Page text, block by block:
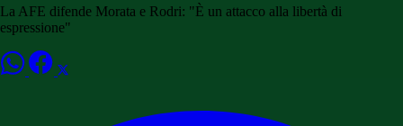
La AFE difende Morata e Rodri: "È un attacco alla libertà di
espressione"